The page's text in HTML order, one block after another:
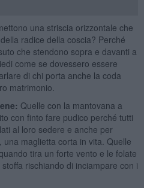
una striscia orizzontale che
radice della coscia? Perché
che stendono sopra e davanti a
come se dovessero essere
di chi porta anche la coda
matrimonio.
Quelle con la mantovana a
con finto fare pudico perché tutti
al loro sedere e anche per
maglietta corta in vita. Quelle
tira un forte vento e le folate
rischiando di inciampare con i